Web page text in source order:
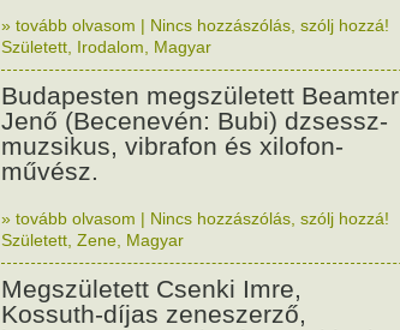
» tovább olvasom | Nincs hozzászólás, szólj hozzá!
Született Irodalom Magyar
Budapesten megszületett Beamter
Jenő (Becenevén: Bubi) dzsessz-
muzsikus, vibrafon és xilofon-
művész.
» tovább olvasom | Nincs hozzászólás, szólj hozzá!
Született Zene Magyar
Megszületett Csenki Imre,
Kossuth-díjas zeneszerző,